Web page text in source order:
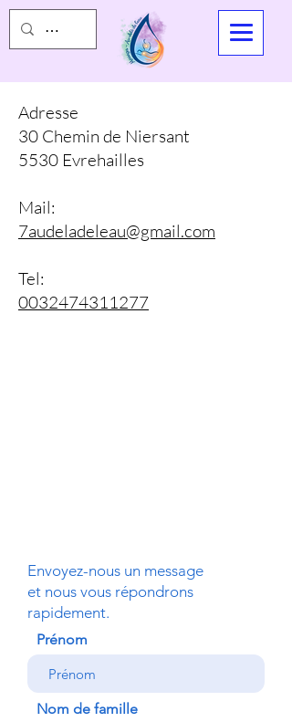
Adresse
30 Chemin de Niersant
5530 Evrehailles
Mail:
7audeladeleau@gmail.com
Tel:
0032474311277
Envoyez-nous un message
et nous vous répondrons
rapidement.
Prénom
Nom de famille